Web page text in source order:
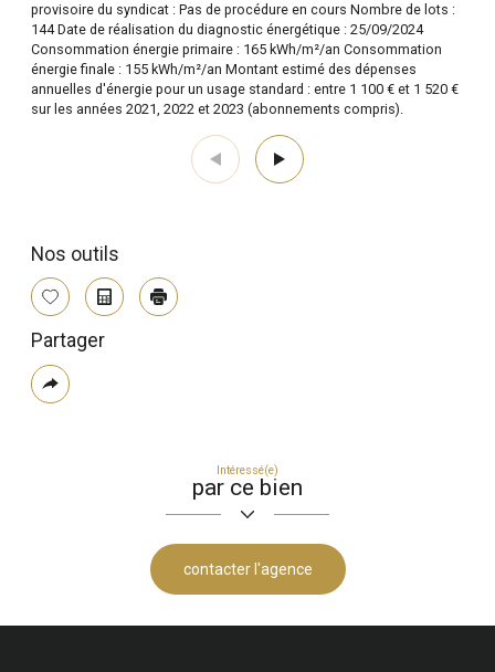
provisoire du syndicat : Pas de procédure en cours Nombre de lots :
144 Date de réalisation du diagnostic énergétique : 25/09/2024
Consommation énergie primaire : 165 kWh/m²/an Consommation
énergie finale : 155 kWh/m²/an Montant estimé des dépenses
annuelles d'énergie pour un usage standard : entre 1 100 € et 1 520 €
sur les années 2021, 2022 et 2023 (abonnements compris).
Nos outils
SélectionnerCalculatriceImprimer
Partager
Plus
de
Intéressé(e)
par ce bien
contacter l'agence